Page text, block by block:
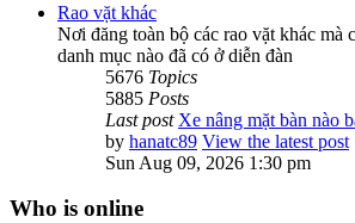
Rao vặt khác
Nơi đăng toàn bộ các rao vặt khác mà
danh mục nào đã có ở diễn đàn
5676 Topics
5885 Posts
Last post Xe nâng mặt bàn nào
by hanatc89 View the latest post
Sun Aug 09, 2026 1:30 pm
Who is online